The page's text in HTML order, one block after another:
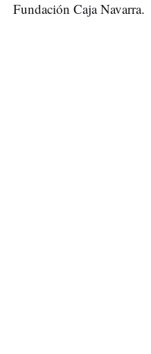
Fundación Caja Navarra.